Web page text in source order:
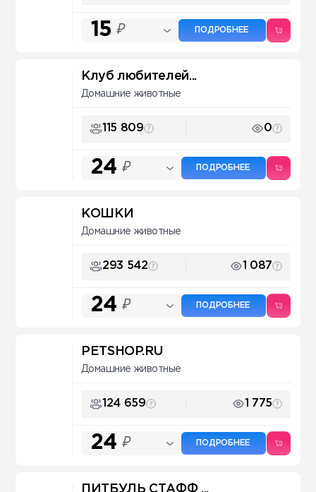
15 ₽ ПОДРОБНЕЕ
Клуб любителей...
Домашние животные
115 809 0
24 ₽ ПОДРОБНЕЕ
КОШКИ
Домашние животные
293 542 1 087
24 ₽ ПОДРОБНЕЕ
PETSHOP.RU
Домашние животные
124 659 1 775
24 ₽ ПОДРОБНЕЕ
ПИТБУЛЬ СТАФФ ...